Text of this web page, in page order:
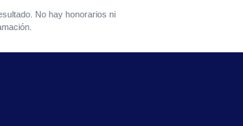
No hay honorarios ni